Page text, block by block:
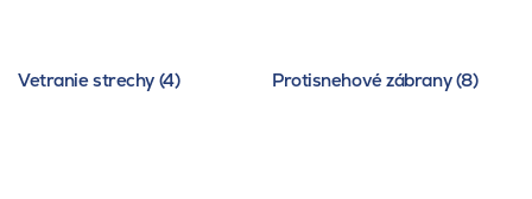
Vetranie strechy (4) Protisnehové zábrany (8)